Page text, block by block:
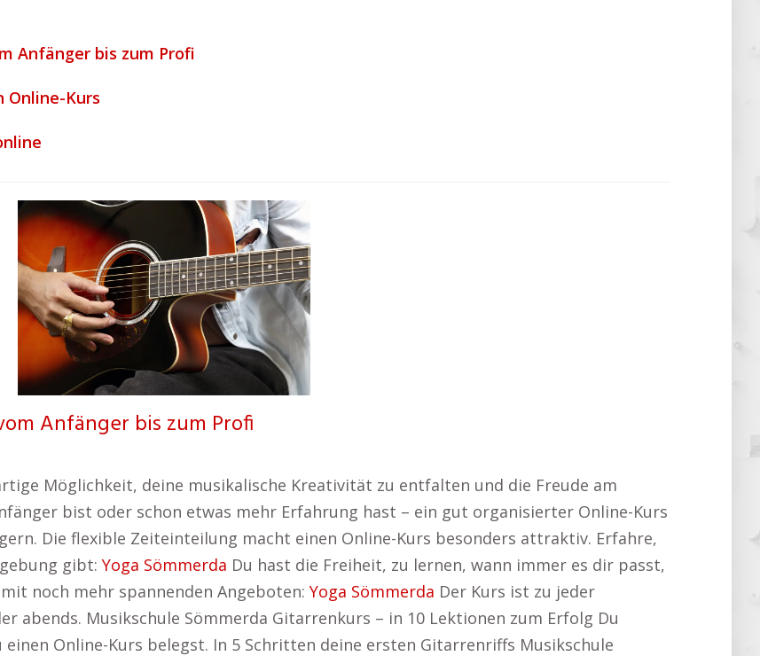
Anfänger bis zum Profi
Online-Kurs
Anfänger bis zum Profi
Möglichkeit, deine musikalische Kreativität zu entfalten und die Freude am
bist oder schon etwas mehr Erfahrung hast – ein gut organisierter Online-Kurs
Die flexible Zeiteinteilung macht einen Online-Kurs besonders attraktiv. Erfahre,
gibt: Yoga Sömmerda Du hast die Freiheit, zu lernen, wann immer es dir passt,
noch mehr spannenden Angeboten: Yoga Sömmerda Der Kurs ist zu jeder
abends. Musikschule Sömmerda Gitarrenkurs – in 10 Lektionen zum Erfolg Du
Online-Kurs belegst. In 5 Schritten deine ersten Gitarrenriffs Musikschule